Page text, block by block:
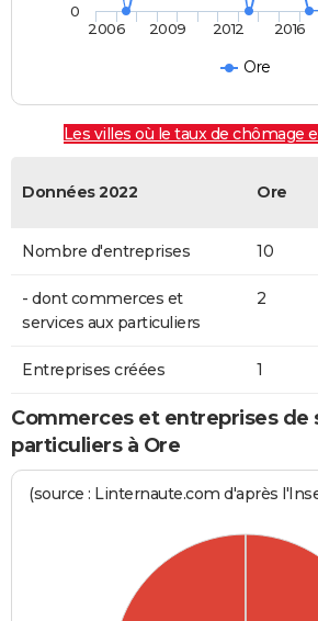
Ore
2006 2009 2012 2016
0
Les villes où le taux de chômage
Données 2022 Ore
Nombre d'entreprises 10
- dont commerces et
services aux particuliers
2
Entreprises créées 1
Commerces et entreprises de
particuliers à Ore
(source : Linternaute.com d'après